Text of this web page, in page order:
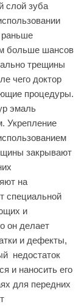
слой зуба
раньше
больше шансов
трещины
чего доктор
процедуры.
эмаль
Укрепление
закрывают
на
специальной
и
он делает
и дефекты,
недостаток
и наносить его
для передних